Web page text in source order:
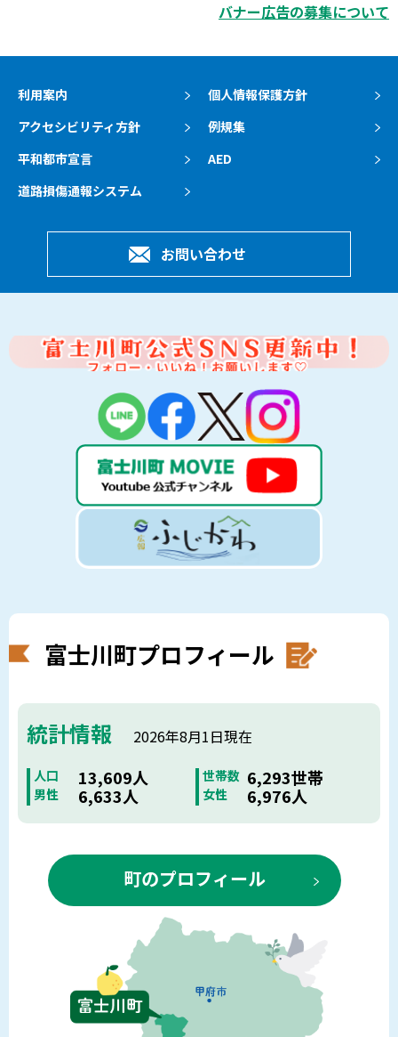
バナー広告の募集について
利用案内
個人情報保護方針
アクセシビリティ方針
例規集
平和都市宣言
AED
道路損傷通報システム
お問い合わせ
富士川町プロフィール
統計情報 2026年8月1日現在
人口 13,609人 世帯数 6,293世帯
男性 6,633人 女性 6,976人
町のプロフィール